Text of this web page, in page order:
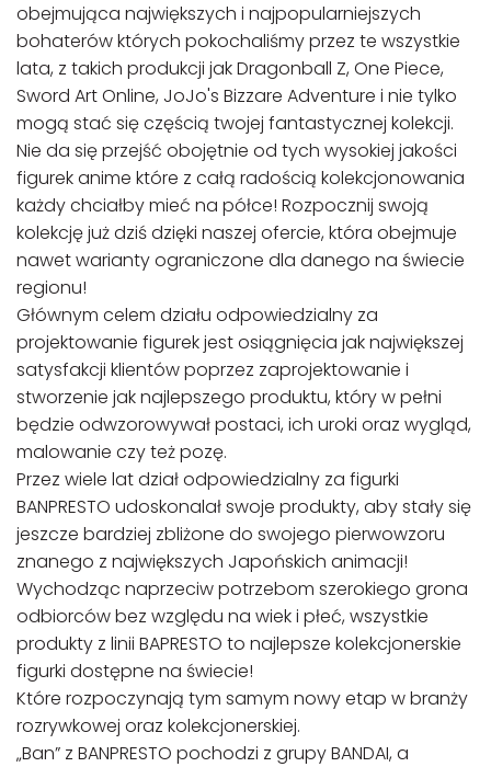
obejmująca największych i najpopularniejszych
bohaterów których pokochaliśmy przez te wszystkie
lata, z takich produkcji jak Dragonball Z, One Piece,
Sword Art Online, JoJo's Bizzare Adventure i nie tylko
mogą stać się częścią twojej fantastycznej kolekcji.
Nie da się przejść obojętnie od tych wysokiej jakości
figurek anime które z całą radością kolekcjonowania
każdy chciałby mieć na półce! Rozpocznij swoją
kolekcję już dziś dzięki naszej ofercie, która obejmuje
nawet warianty ograniczone dla danego na świecie
regionu!
Głównym celem działu odpowiedzialny za
projektowanie figurek jest osiągnięcia jak największej
satysfakcji klientów poprzez zaprojektowanie i
stworzenie jak najlepszego produktu, który w pełni
będzie odwzorowywał postaci, ich uroki oraz wygląd,
malowanie czy też pozę.
Przez wiele lat dział odpowiedzialny za figurki
BANPRESTO udoskonalał swoje produkty, aby stały się
jeszcze bardziej zbliżone do swojego pierwowzoru
znanego z największych Japońskich animacji!
Wychodząc naprzeciw potrzebom szerokiego grona
odbiorców bez względu na wiek i płeć, wszystkie
produkty z linii BAPRESTO to najlepsze kolekcjonerskie
figurki dostępne na świecie!
Które rozpoczynają tym samym nowy etap w branży
rozrywkowej oraz kolekcjonerskiej.
„Ban” z BANPRESTO pochodzi z grupy BANDAI, a